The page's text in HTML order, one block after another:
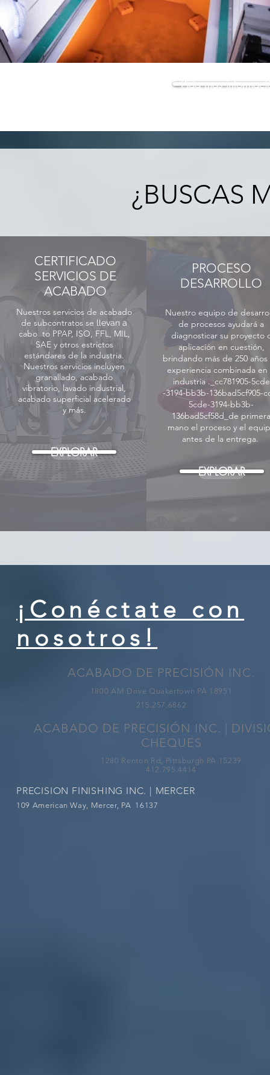
Pida mas
¿BUSCAS
CERTIFICADO
SERVICIOS DE
ACABADO
Nuestros servicios de acabado
de subcontratos se llevan a
cabo to PPAP, ISO, FFL, MIL,
SAE y otros estrictos
estándares de la industria.
Nuestros servicios incluyen
granallado, acabado
vibratorio, lavado industrial,
acabado superficial acelerado
y más.
EXPLORAR
PROCESO
DESARROLLO
Nuestro equipo de
de procesos ayudará a
diagnosticar su proyecto
aplicación en cuestión,
brindando más de 250
experiencia combinada en
industria ._cc781905-5cde
-3194-bb3b-136bad5cf905-
5cde-3194-bb3b-
136bad5cf58d_de
mano el proceso y el
antes de la entrega.
EXPLORAR
¡Conéctate con
nosotros!
ACABADO DE PRECISIÓN INC.
1800 AM Drive Quakertown PA 18951
215.257.6862
ACABADO DE PRECISIÓN INC. |
CHEQUES
1280 Renton Rd, Pittsburgh PA 15239
412.795.4414
PRECISION FINISHING INC. | MERCER
109 American Way, Mercer, PA 16137